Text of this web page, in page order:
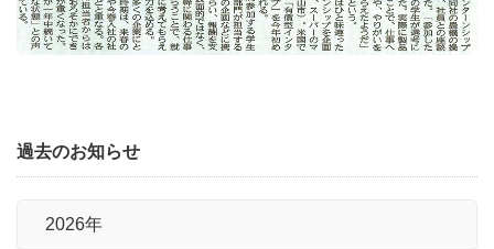
過去のお知らせ
2026年